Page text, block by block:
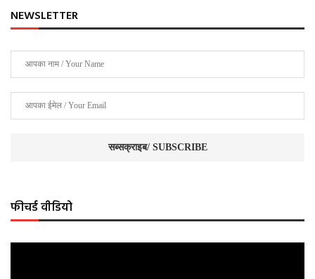
NEWSLETTER
फीचर्ड वीडियो